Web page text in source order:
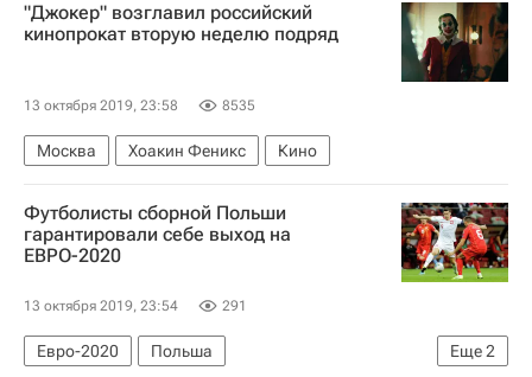
"Джокер" возглавил российский
кинопрокат вторую неделю подряд
13 октября 2019, 23:58 8535
Москва Хоакин Феникс Кино
Футболисты сборной Польши
гарантировали себе выход на
ЕВРО-2020
13 октября 2019, 23:54 291
Еще2
Евро-2020
Польша